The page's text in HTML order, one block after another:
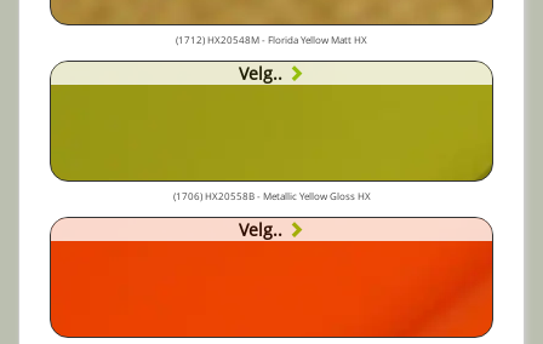
(1712) HX20548M - Florida Yellow Matt HX
Velg..
(1706) HX20558B - Metallic Yellow Gloss HX
Velg..